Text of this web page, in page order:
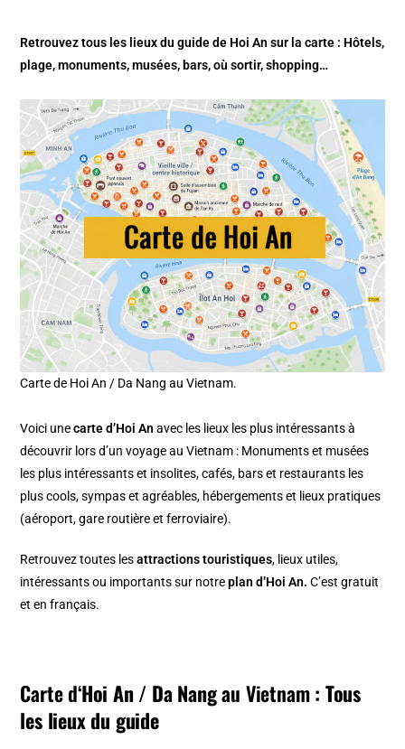
Retrouvez tous les lieux du guide de Hoi An sur la carte : Hôtels,
plage, monuments, musées, bars, où sortir, shopping…
Carte de Hoi An / Da Nang au Vietnam.
Voici unecarte d’Hoi An avec les lieux les plus intéressants à
découvrir lors d’un voyage au Vietnam : Monuments et musées
les plus intéressants et insolites, cafés, bars et restaurants les
plus cools, sympas et agréables, hébergements et lieux pratiques
(aéroport, gare routière et ferroviaire).
Retrouvez toutes lesattractions touristiques, lieux utiles,
intéressants ou importants sur notreplan d’Hoi An.C’est gratuit
et en français.
Carte d‘Hoi An / Da Nangau Vietnam: Tous
les lieux du guide